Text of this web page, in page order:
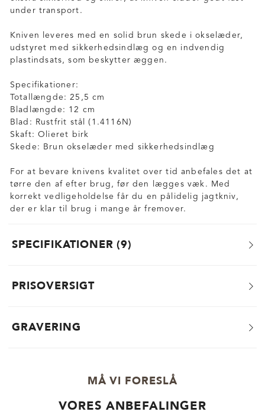
under transport.
Kniven leveres med en solid brun skede i okselæder,
udstyret med sikkerhedsindlæg og en indvendig
plastindsats, som beskytter æggen.
Specifikationer:
Totallængde: 25,5 cm
Bladlængde: 12 cm
Blad: Rustfrit stål (1.4116N)
Skaft: Olieret birk
Skede: Brun okselæder med sikkerhedsindlæg
For at bevare knivens kvalitet over tid anbefales det at
tørre den af efter brug, før den lægges væk. Med
korrekt vedligeholdelse får du en pålidelig jagtkniv,
der er klar til brug i mange år fremover.
SPECIFIKATIONER 9
PRISOVERSIGT
GRAVERING
MÅ VI FORESLÅ
VORES ANBEFALINGER